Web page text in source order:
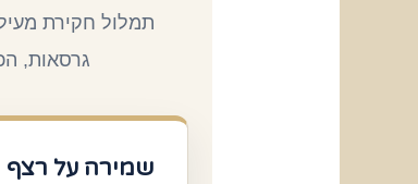
תמלול חקירת
גרסאות,
שמירה על רצף